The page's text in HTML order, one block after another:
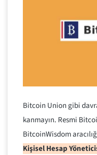
Bitcoin Union gibi
kanmayın. Resmi
BitcoinWisdom
Kişisel Hesap